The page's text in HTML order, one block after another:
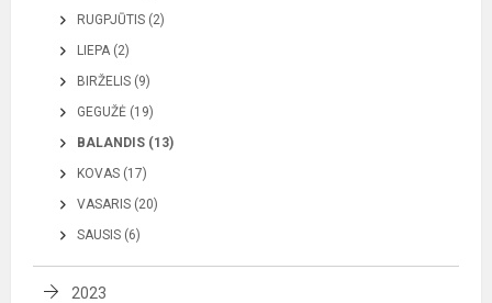
RUGPJŪTIS (2)
LIEPA (2)
BIRŽELIS (9)
GEGUŽĖ (19)
BALANDIS (13)
KOVAS (17)
VASARIS (20)
SAUSIS (6)
2023